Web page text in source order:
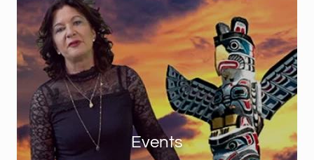
Events